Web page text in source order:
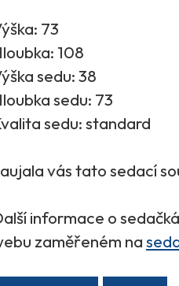
73
108
sedu: 38
sedu: 73
sedu: standard
vás tato sedací
informace o
zaměřeném na